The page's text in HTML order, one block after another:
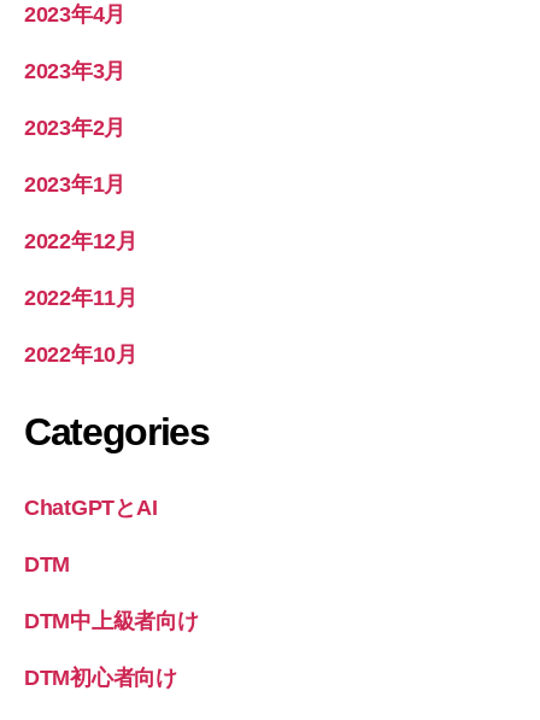
2023年4月
2023年3月
2023年2月
2023年1月
2022年12月
2022年11月
2022年10月
Categories
ChatGPTとAI
DTM
DTM中上級者向け
DTM初心者向け